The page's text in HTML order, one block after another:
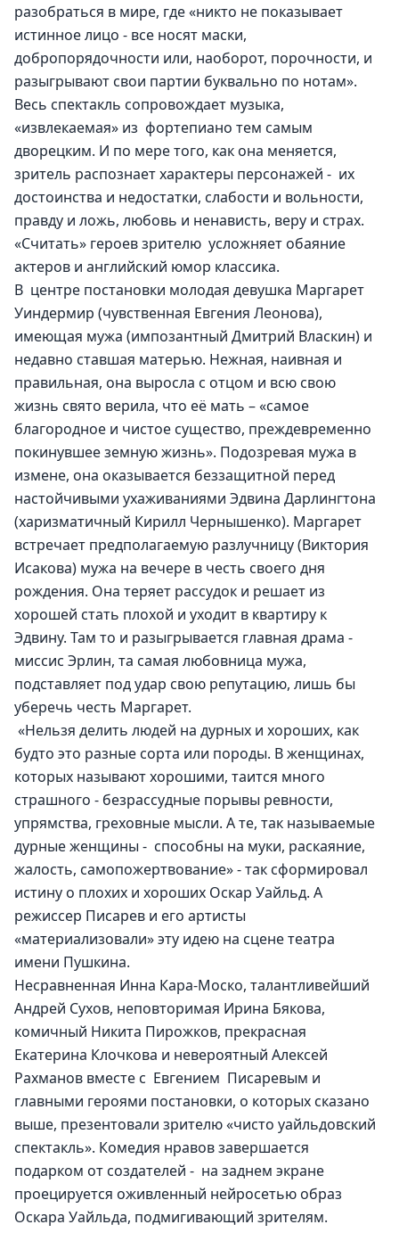
разобраться в мире, где «никто не показывает
истинное лицо - все носят маски,
добропорядочности или, наоборот, порочности, и
разыгрывают свои партии буквально по нотам».
Весь спектакль сопровождает музыка,
«извлекаемая» из  фортепиано тем самым
дворецким. И по мере того, как она меняется,
зритель распознает характеры персонажей -  их
достоинства и недостатки, слабости и вольности,
правду и ложь, любовь и ненависть, веру и страх.
«Считать» героев зрителю  усложняет обаяние
актеров и английский юмор классика.
В  центре постановки молодая девушка Маргарет
Уиндермир (чувственная Евгения Леонова),
имеющая мужа (импозантный Дмитрий Власкин) и
недавно ставшая матерью. Нежная, наивная и
правильная, она выросла с отцом и всю свою
жизнь свято верила, что её мать – «самое
благородное и чистое существо, преждевременно
покинувшее земную жизнь». Подозревая мужа в
измене, она оказывается беззащитной перед
настойчивыми ухаживаниями Эдвина Дарлингтона
(харизматичный Кирилл Чернышенко). Маргарет
встречает предполагаемую разлучницу (Виктория
Исакова) мужа на вечере в честь своего дня
рождения. Она теряет рассудок и решает из
хорошей стать плохой и уходит в квартиру к
Эдвину. Там то и разыгрывается главная драма -
миссис Эрлин, та самая любовница мужа,
подставляет под удар свою репутацию, лишь бы
уберечь честь Маргарет.
«Нельзя делить людей на дурных и хороших, как
будто это разные сорта или породы. В женщинах,
которых называют хорошими, таится много
страшного - безрассудные порывы ревности,
упрямства, греховные мысли. А те, так называемые
дурные женщины -  способны на муки, раскаяние,
жалость, самопожертвование» - так сформировал
истину о плохих и хороших Оскар Уайльд. А
режиссер Писарев и его артисты
«материализовали» эту идею на сцене театра
имени Пушкина.
Несравненная Инна Кара-Моско, талантливейший
Андрей Сухов, неповторимая Ирина Бякова,
комичный Никита Пирожков, прекрасная
Екатерина Клочкова и невероятный Алексей
Рахманов вместе с  Евгением  Писаревым и
главными героями постановки, о которых сказано
выше, презентовали зрителю «чисто уайльдовский
спектакль». Комедия нравов завершается
подарком от создателей -  на заднем экране
проецируется оживленный нейросетью образ
Оскара Уайльда, подмигивающий зрителям.